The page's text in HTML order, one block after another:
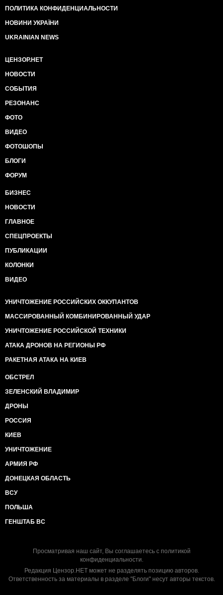
ПОЛИТИКА КОНФИДЕНЦИАЛЬНОСТИ
НОВИНИ УКРАЇНИ
UKRAINIAN NEWS
ЦЕНЗОР.НЕТ
НОВОСТИ
СОБЫТИЯ
РЕЗОНАНС
ФОТО
ВИДЕО
ФОТОШОПЫ
БЛОГИ
ФОРУМ
БИЗНЕС
НОВОСТИ
ГЛАВНОЕ
СПЕЦПРОЕКТЫ
ПУБЛИКАЦИИ
КОЛОНКИ
ВИДЕО
УНИЧТОЖЕНИЕ РОССИЙСКИХ ОККУПАНТОВ
МАССИРОВАННЫЙ КОМБИНИРОВАННЫЙ УДАР
УНИЧТОЖЕНИЕ РОССИЙСКОЙ ТЕХНИКИ
АТАКА ДРОНОВ НА РЕГИОНЫ РФ
РАКЕТНАЯ АТАКА НА КИЕВ
ОБСТРЕЛ
ЗЕЛЕНСКИЙ ВЛАДИМИР
ДРОНЫ
РОССИЯ
КИЕВ
УНИЧТОЖЕНИЕ
АРМИЯ РФ
ДОНЕЦКАЯ ОБЛАСТЬ
ВСУ
ПОЛЬША
ГЕНШТАБ ВС
Просматривая наш сайт, Вы соглашаетесь с политикой
конфиденциальности.
Редакция Цензор.НЕТ может не разделять позицию авторов.
Ответственность за материалы в разделе "Блоги" несут авторы текстов.